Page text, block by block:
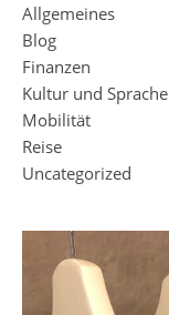
Allgemeines
Blog
Finanzen
Kultur und Sprache
Mobilität
Reise
Uncategorized